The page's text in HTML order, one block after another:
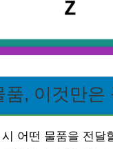
품, 이것만은
어떤 물품을 전달